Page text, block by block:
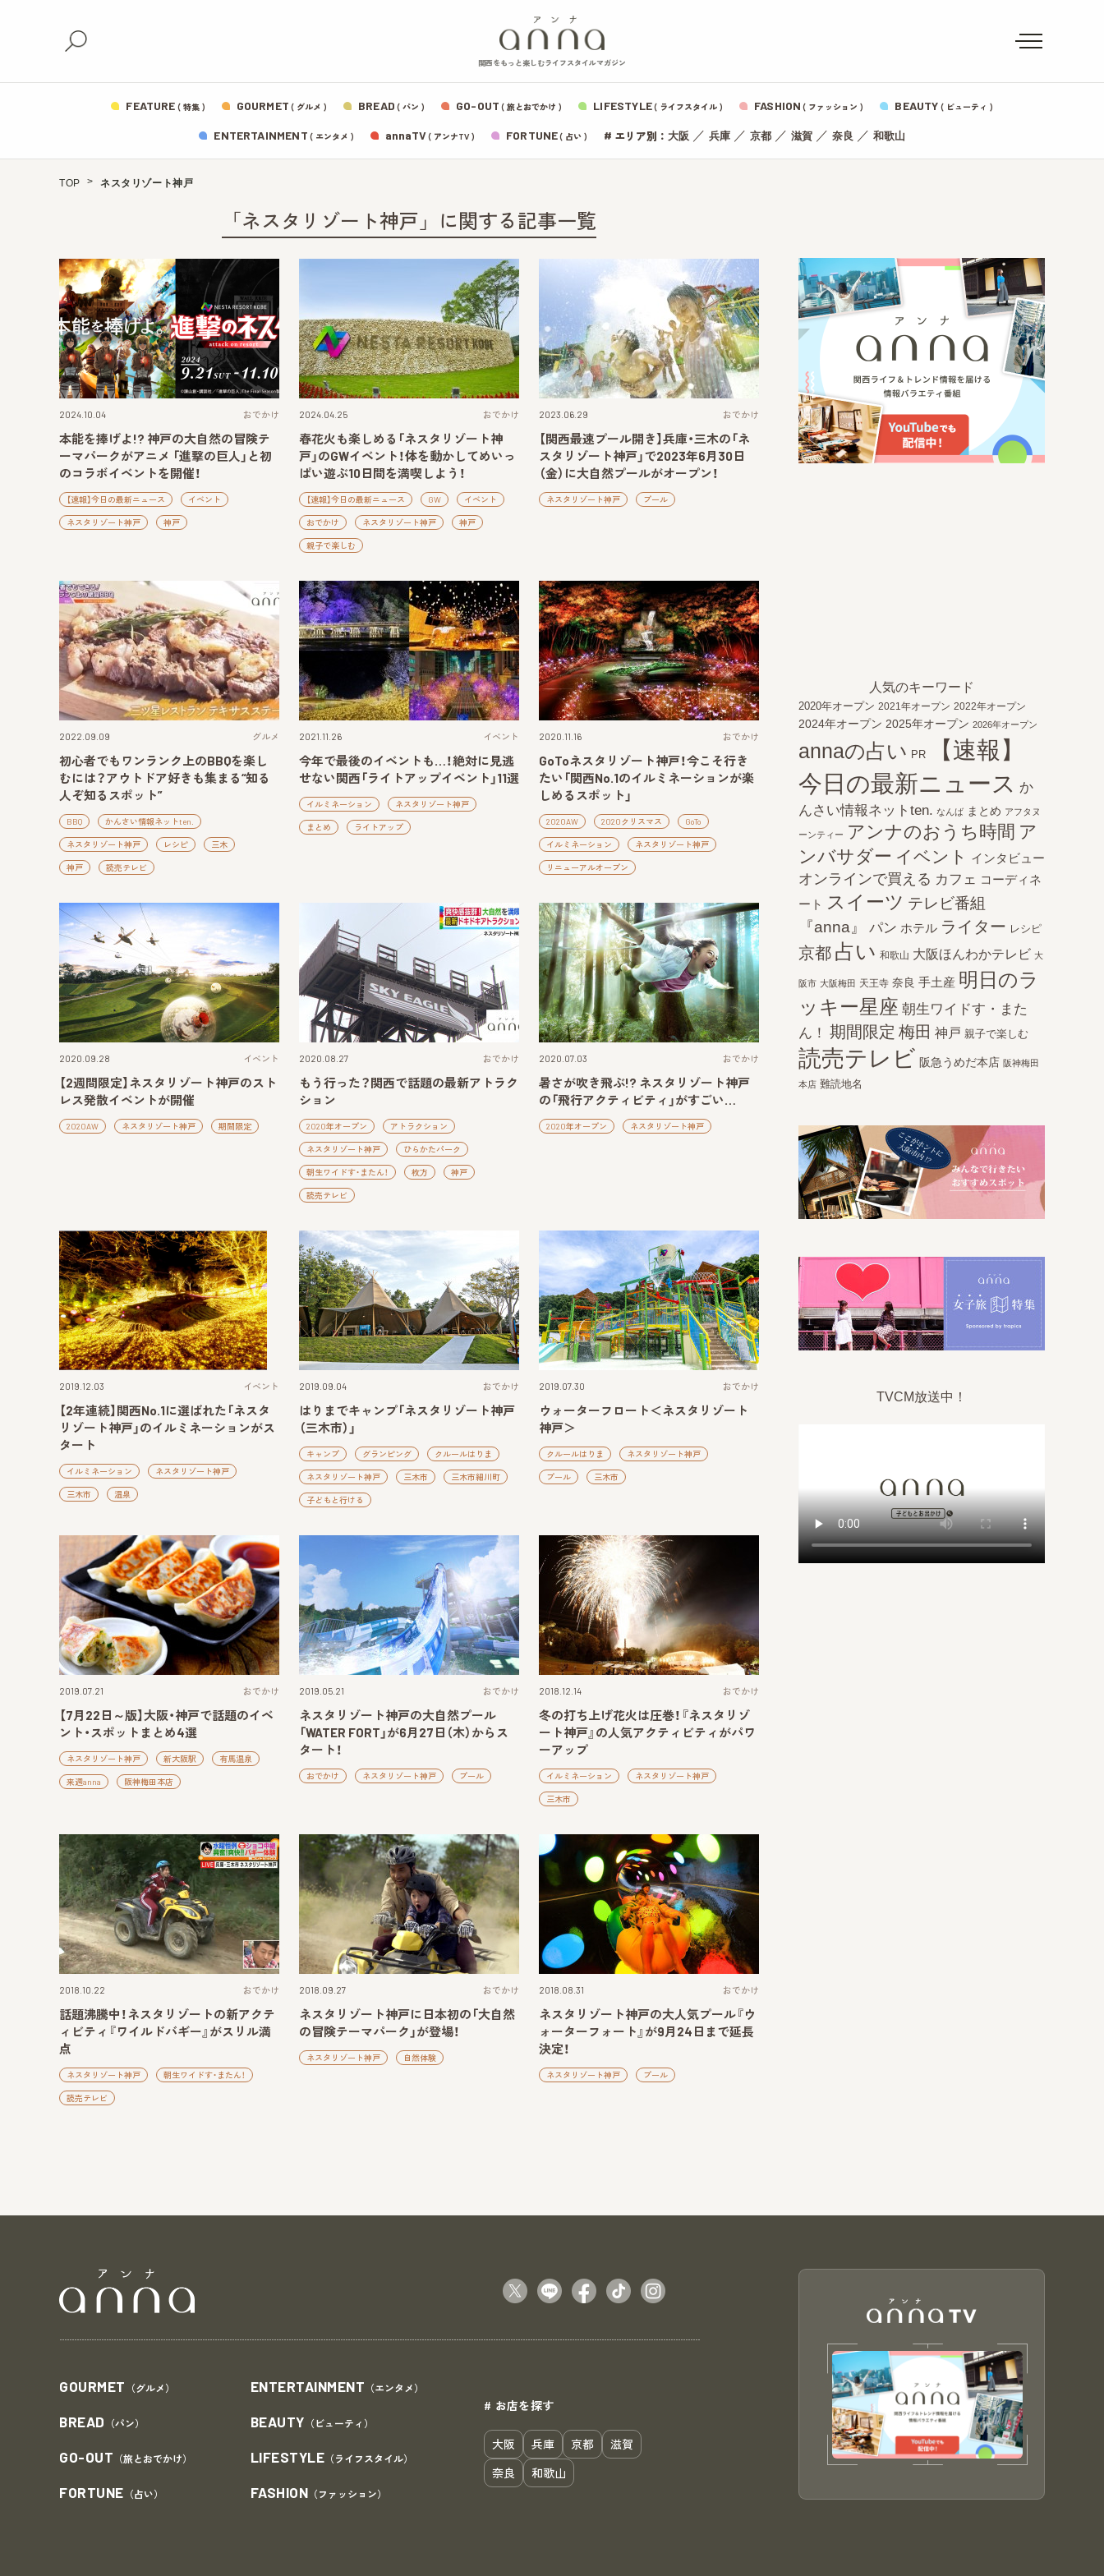
関西をもっと楽しむライフスタイルマガジン
FEATURE ( 特集 ) GOURMET ( グルメ ) BREAD ( パン ) GO-OUT ( 旅とおでかけ ) LIFESTYLE( ライフスタイル ) FASHION ( ファッション ) BEAUTY ( ビューティ )
ENTERTAINMENT ( エンタメ ) annaTV( アンナTV ) FORTUNE( 占い ) # エリア別： 大阪 ／ 兵庫／ 京都／ 滋賀／ 奈良 ／ 和歌山
TOP ネスタリゾート神戸
「ネスタリゾート神戸」に関する記事一覧
2024.10.04 おでかけ
本能を捧げよ!? 神戸の大自然の冒険テ
ーマパークがアニメ 「進撃の巨人」と初
のコラボイベントを開催！
【速報】今日の最新ニュース イベント
ネスタリゾート神戸 神戸
2024.04.25 おでかけ
春花火も楽しめる「ネスタリゾート神
戸」のGWイベント！体を動かしてめいっ
ぱい遊ぶ10日間を満喫しよう！
【速報】今日の最新ニュース GW イベント
おでかけ ネスタリゾート神戸 神戸
親子で楽しむ
2023.06.29 おでかけ
【関西最速プール開き】兵庫・三木の「ネ
スタリゾート神戸」で2023年6月30日
（金）に大自然プールがオープン！
ネスタリゾート神戸 プール
2022.09.09 グルメ
初心者でもワンランク上のBBQを楽し
むには？アウトドア好きも集まる“知る
人ぞ知るスポット”
BBQ かんさい情報ネットten.
ネスタリゾート神戸 レシピ 三木
神戸 読売テレビ
2021.11.26 イベント
今年で最後のイベントも…！絶対に見逃
せない関西「ライトアップイベント」11選
イルミネーション ネスタリゾート神戸
まとめ ライトアップ
2020.11.16 おでかけ
GoToネスタリゾート神戸！今こそ行き
たい「関西No.1のイルミネーションが楽
しめるスポット」
2020AW 2020クリスマス GoTo
イルミネーション ネスタリゾート神戸
リニューアルオープン
2020.09.28 イベント
【2週間限定】ネスタリゾート神戸のスト
レス発散イベントが開催
2020AW ネスタリゾート神戸 期間限定
2020.08.27 おでかけ
もう行った？関西で話題の最新アトラク
ション
2020年オープン アトラクション
ネスタリゾート神戸 ひらかたパーク
朝生ワイドす・またん！ 枚方 神戸
読売テレビ
2020.07.03 おでかけ
暑さが吹き飛ぶ!? ネスタリゾート神戸
の「飛行アクティビティ」がすごい…
2020年オープン ネスタリゾート神戸
2019.12.03 イベント
【2年連続】関西No.1に選ばれた「ネスタ
リゾート神戸」のイルミネーションがス
タート
イルミネーション ネスタリゾート神戸
三木市 温泉
2019.09.04 おでかけ
はりまでキャンプ「ネスタリゾート神戸
（三木市）」
キャンプ グランピング クルールはりま
ネスタリゾート神戸 三木市 三木市細川町
子どもと行ける
2019.07.30 おでかけ
ウォーターフロート＜ネスタリゾート
神戸＞
クルールはりま ネスタリゾート神戸
プール 三木市
2019.07.21 おでかけ
【7月22日～版】大阪・神戸で話題のイベ
ント・スポットまとめ4選
ネスタリゾート神戸 新大阪駅 有馬温泉
来週anna 阪神梅田本店
2019.05.21 おでかけ
ネスタリゾート神戸の大自然プール
「WATER FORT」が6月27日（木）からス
タート！
おでかけ ネスタリゾート神戸 プール
2018.12.14 おでかけ
冬の打ち上げ花火は圧巻！『ネスタリゾ
ート神戸』の人気アクティビティがパワ
ーアップ
イルミネーション ネスタリゾート神戸
三木市
2018.10.22 おでかけ
話題沸騰中！ネスタリゾートの新アクテ
ィビティ『ワイルドバギー』がスリル満
点
ネスタリゾート神戸 朝生ワイドす・またん！
読売テレビ
2018.09.27 おでかけ
ネスタリゾート神戸に日本初の「大自然
の冒険テーマパーク」が登場！
ネスタリゾート神戸 自然体験
2018.08.31 おでかけ
ネスタリゾート神戸の大人気プール『ウ
ォーターフォート』が9月24日まで延長
決定！
ネスタリゾート神戸 プール
人気のキーワード
2020年オープン 2021年オープン 2022年オープン
2024年オープン 2025年オープン 2026年オープン
annaの占い PR
【速報】
今日の最新ニュース か
んさい情報ネットten. なんば まとめ アフタヌ
ーンティー アンナのおうち時間 ア
ンバサダー イベント インタビュー
オンラインで買える カフェ コーディネ
ート
スイーツ テレビ番組
『anna』
パン ホテル ライター レシピ
京都 占い 和歌山 大阪ほんわかテレビ 大
阪市 大阪梅田 天王寺 奈良 手土産 明日のラ
ッキー星座 朝生ワイドす・また
ん！ 期間限定 梅田 神戸 親子で楽しむ
読売テレビ 阪急うめだ本店 阪神梅田
本店 難読地名
TVCM放送中！
GOURMET （グルメ） ENTERTAINMENT （エンタメ）
BREAD （パン） BEAUTY （ビューティ）
GO-OUT （旅とおでかけ） LIFESTYLE （ライフスタイル）
FORTUNE （占い） FASHION （ファッション）
# お店を探す
大阪 兵庫 京都 滋賀
奈良 和歌山